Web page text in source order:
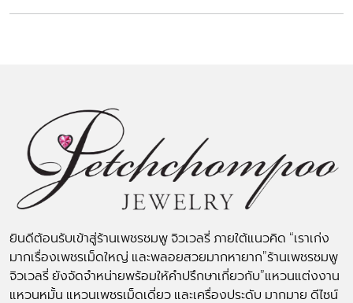
ยินดีต้อนรับเข้าสู่ร้านเพชรชมพู จิวเวลรี่ ภายใต้แนวคิด “เราเก่ง
มากเรื่องเพชรเม็ดใหญ่ และพลอยสวยมากหายาก”ร้านเพชรชมพู
จิวเวลรี่ ยังจัดจำหน่ายพร้อมให้คำปรึกษาเกี่ยวกับ”แหวนแต่งงาน
แหวนหมั้น แหวนเพชรเม็ดเดี่ยว และเครื่องประดับ มากมาย ดีไซน์